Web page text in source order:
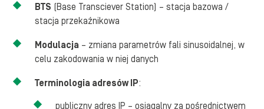
BTS (Base Transciever Station) – stacja bazowa /
stacja przekaźnikowa
Modulacja – zmiana parametrów fali sinusoidalnej, w
celu zakodowania w niej danych
Terminologia adresów IP:
publiczny adres IP – osiągalny za pośrednictwem